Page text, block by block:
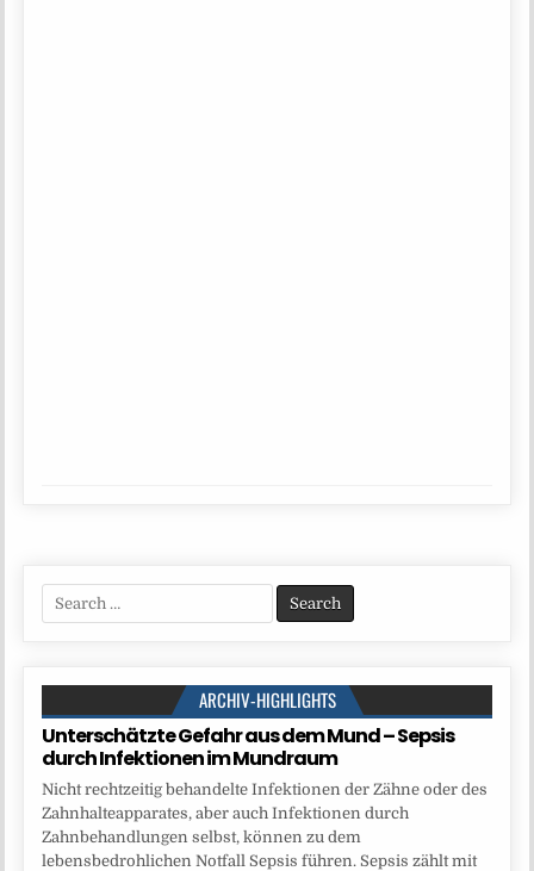
Search
for:
ARCHIV-HIGHLIGHTS
Unterschätzte Gefahr aus dem Mund – Sepsis
durch Infektionen im Mundraum
Nicht rechtzeitig behandelte Infektionen der Zähne oder des
Zahnhalteapparates, aber auch Infektionen durch
Zahnbehandlungen selbst, können zu dem
lebensbedrohlichen Notfall Sepsis führen. Sepsis zählt mit